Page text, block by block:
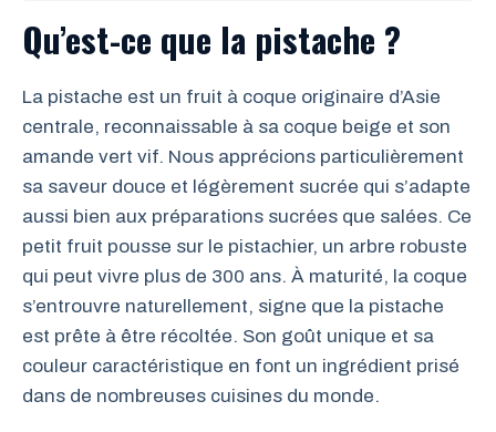
Qu’est-ce que la pistache ?
La pistache est un fruit à coque originaire d’Asie
centrale, reconnaissable à sa coque beige et son
amande vert vif. Nous apprécions particulièrement
sa saveur douce et légèrement sucrée qui s’adapte
aussi bien aux préparations sucrées que salées. Ce
petit fruit pousse sur le pistachier, un arbre robuste
qui peut vivre plus de 300 ans. À maturité, la coque
s’entrouvre naturellement, signe que la pistache
est prête à être récoltée. Son goût unique et sa
couleur caractéristique en font un ingrédient prisé
dans de nombreuses cuisines du monde.